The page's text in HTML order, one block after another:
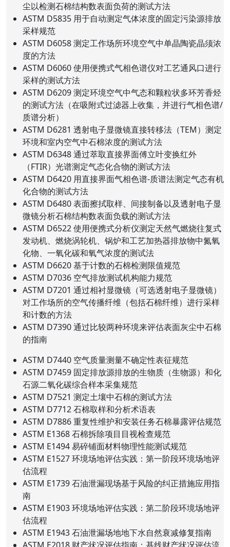
尘以检测石棉结构数表面负荷的测试方法
ASTM D5835 用于自动测定气体浓度的固定污染源排放
采样规范
ASTM D6058 测定工作场所环境空气中单晶陶瓷晶须浓
度的方法
ASTM D6060 使用便携式气相色谱仪对工艺通风口进行
采样的测试方法
ASTM D6209 测定环境空气中气态和颗粒状多环芳香烃
的测试方法（在吸附式过滤器上收集，并进行气相色谱/
质谱分析）
ASTM D6281 透射电子显微镜直接转移法（TEM）测定
环境和室内空气中石棉浓度的测试方法
ASTM D6348 通过萃取直接界面傅立叶变换红外
（FTIR）光谱测定气态化合物的测试方法
ASTM D6420 用直接界面气相色谱-质谱法测定气态有机
化合物的测试方法
ASTM D6480 表面擦拭取样、间接制备以及透射电子显
微镜分析石棉结构数表面负载的测试方法
ASTM D6522 使用便携式分析仪测定天然气燃烧往复式
发动机、燃烧涡轮机、锅炉和工艺加热器排放物中氮氧
化物、一氧化碳和氧气浓度的测试法
ASTM D6620 基于计数的石棉检测限值规范
ASTM D7036 空气排放测试机构能力规范
ASTM D7201 通过相衬显微镜（可选透射电子显微镜）
对工作场所的空气传播纤维（包括石棉纤维）进行采样
和计数的方法
ASTM D7390 通过比较两种环境来评估表面灰尘中石棉
的指南
ASTM D7440 空气质量测量不确定性表征规范
ASTM D7459 固定排放源排放的生物质（生物源）和化
石源二氧化碳综合样本采集规范
ASTM D7521 测定土壤中石棉的测试方法
ASTM D7712 石棉取样和分析术语表
ASTM D7886 重复性维护和安装任务石棉暴露评估规范
ASTM E1368 石棉拆除项目目视检查规范
ASTM E1494 易碎铺面材料物理性能测试规范
ASTM E1527 环境场地评估实践：第一阶段环境场地评
估流程
ASTM E1739 石油泄漏现场基于风险的纠正措施应用指
南
ASTM E1903 环境场地评估实践：第二阶段环境场地评
估流程
ASTM E1943 石油泄漏场地地下水自然衰减修复指南